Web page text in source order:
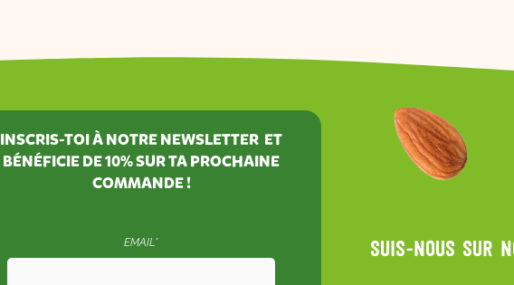
INSCRIS-TOI À NOTRE NEWSLETTER ET
BÉNÉFICIE DE10%SUR TA PROCHAINE
COMMANDE !
EMAIL* Suis-nous sur